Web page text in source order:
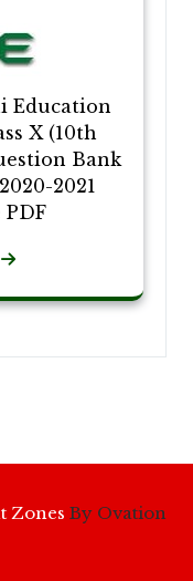
Education
X (10th
Bank
2021
Zones By Ovation